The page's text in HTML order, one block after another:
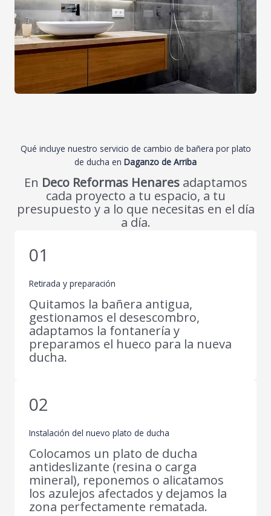
Qué incluye nuestro servicio de cambio de bañera por plato
de ducha en Daganzo de Arriba
En Deco Reformas Henaresadaptamos
cada proyecto a tu espacio, a tu
presupuesto y a lo que necesitas en el día
a día.
01
Retirada y preparación
Quitamos la bañera antigua,
gestionamos el desescombro,
adaptamos la fontanería y
preparamos el hueco para la nueva
ducha.
02
Instalación del nuevo plato de ducha
Colocamos un plato de ducha
antideslizante (resina o carga
mineral), reponemos o alicatamos
los azulejos afectados y dejamos la
zona perfectamente rematada.